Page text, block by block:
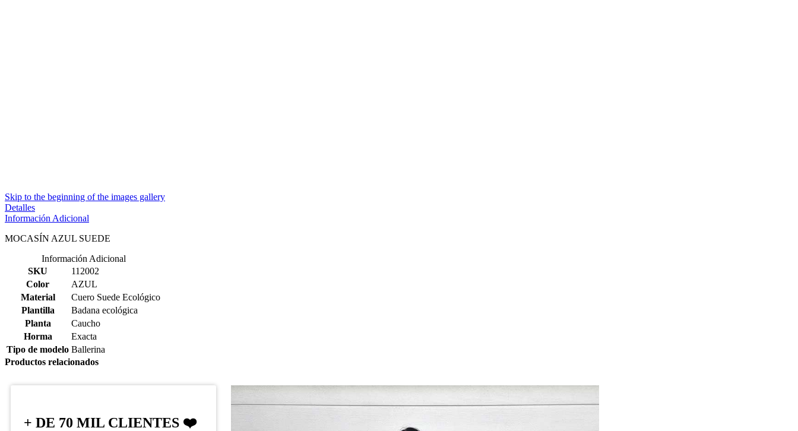
Skip to the beginning of the images gallery
Detalles
Información Adicional
MOCASÍN AZUL SUEDE
Información Adicional
SKU
112002
Color
AZUL
Material
Cuero Suede Ecológico
Plantilla
Badana ecológica
Planta
Caucho
Horma
Exacta
Tipo de modelo Ballerina
Productos relacionados
+ DE 70 MIL CLIENTES ❤️